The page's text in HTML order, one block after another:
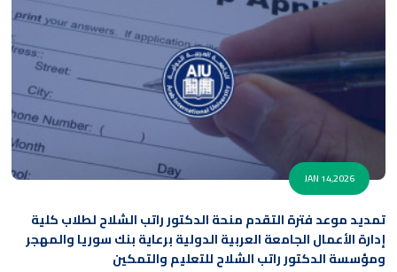
JAN 14,2026
تمديد موعد فترة التقدم منحة الدكتور راتب الشلاح لطلاب كلية
إدارة الأعمال الجامعة العربية الدولية برعاية بنك سوريا والمهجر
ومؤسسة الدكتور راتب الشلاح للتعليم والتمكين